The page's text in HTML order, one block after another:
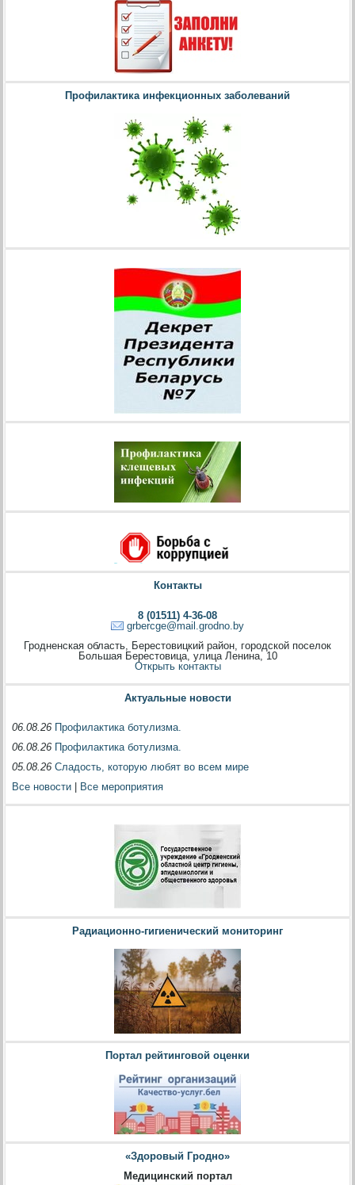
Профилактика инфекционных заболеваний
Контакты
8 (01511) 4-36-08
grbercge@mail.grodno.by
Гродненская область, Берестовицкий район, городской поселок
Большая Берестовица, улица Ленина, 10
Открыть контакты
Актуальные новости
06.08.26 Профилактика ботулизма.
06.08.26 Профилактика ботулизма.
05.08.26Сладость, которую любят во всем мире
Все новости
Все мероприятия
Радиационно-гигиенический мониторинг
Портал рейтинговой оценки
«Здоровый Гродно»
Медицинский портал